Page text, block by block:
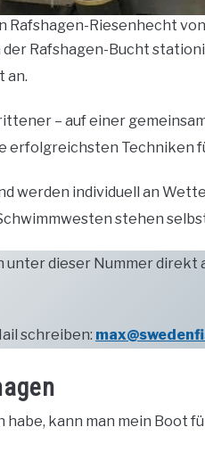
Rafshagen-Riesenhecht
der Rafshagen-Bucht
an.
– auf einer
erfolgreichsten Techniken
werden individuell an
stehen
dieser Nummer direkt
schreiben:
kann man mein Boot